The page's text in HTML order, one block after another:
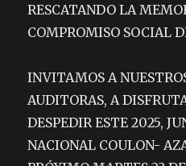
RESCATANDO LA
COMPROMISO SOCIAL
INVITAMOS A
AUDITORAS, A
DESPEDIR ESTE 2025,
NACIONAL COULON-